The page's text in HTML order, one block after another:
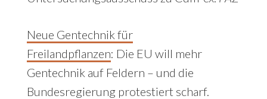
Neue Gentechnik für
Freilandpflanzen: Die EU will mehr
Gentechnik auf Feldern – und die
Bundesregierung protestiert scharf.